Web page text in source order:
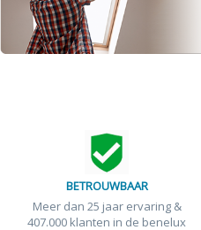
BETROUWBAAR
Meer dan 25 jaar ervaring &
407.000 klanten in de benelux